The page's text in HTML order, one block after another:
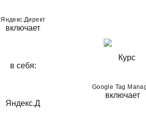
Яндекс.Директ
Google Tag